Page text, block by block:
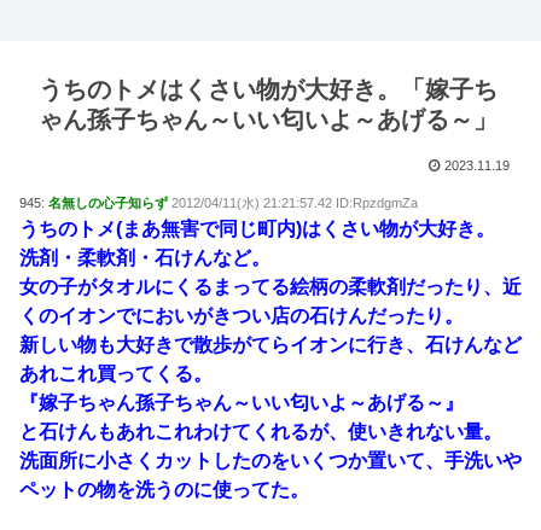
うちのトメはくさい物が大好き。「嫁子ち
ゃん孫子ちゃん～いい匂いよ～あげる～」
2023.11.19
945: 名無しの心子知らず 2012/04/11(水) 21:21:57.42 ID:RpzdgmZa
うちのトメ(まあ無害で同じ町内)はくさい物が大好き。
洗剤・柔軟剤・石けんなど。
女の子がタオルにくるまってる絵柄の柔軟剤だったり、近
くのイオンでにおいがきつい店の石けんだったり。
新しい物も大好きで散歩がてらイオンに行き、石けんなど
あれこれ買ってくる。
『嫁子ちゃん孫子ちゃん～いい匂いよ～あげる～』
と石けんもあれこれわけてくれるが、使いきれない量。
洗面所に小さくカットしたのをいくつか置いて、手洗いや
ペットの物を洗うのに使ってた。